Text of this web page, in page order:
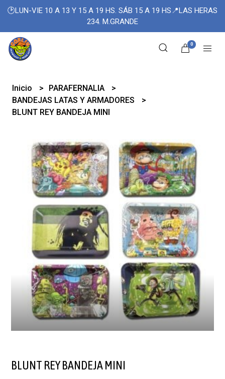
🕑LUN-VIE 10 A 13 Y 15 A 19 HS. SÁB 15 A 19 HS📍LAS HERAS
234. M.GRANDE
0
Inicio
PARAFERNALIA
BANDEJAS LATAS Y ARMADORES
BLUNT REY BANDEJA MINI
BLUNT REY BANDEJA MINI